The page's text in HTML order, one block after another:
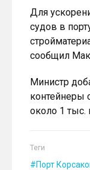
Для
судов в
сообщил
Министр
контейнеры
около 1 тыс.
Теги
Порт